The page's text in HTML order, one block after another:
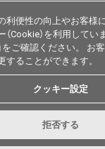
応したタ
すか？
利便性の向上やお客様
Cookie）を利用してい
」をご確認ください。 お
することができます。
クッキー設定
拒否する